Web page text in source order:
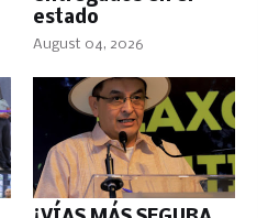
estado
August 04, 2026